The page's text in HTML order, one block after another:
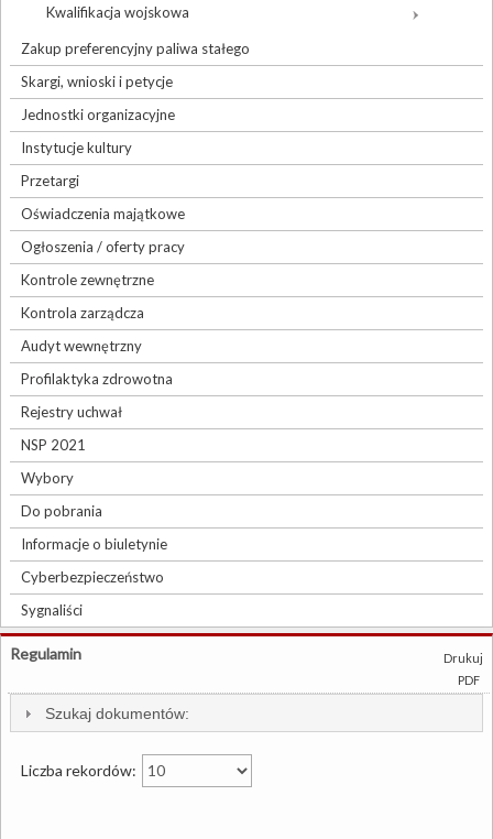
Kwalifikacja wojskowa
Zakup preferencyjny paliwa stałego
Skargi, wnioski i petycje
Jednostki organizacyjne
Instytucje kultury
Przetargi
Oświadczenia majątkowe
Ogłoszenia / oferty pracy
Kontrole zewnętrzne
Kontrola zarządcza
Audyt wewnętrzny
Profilaktyka zdrowotna
Rejestry uchwał
NSP 2021
Wybory
Do pobrania
Informacje o biuletynie
Cyberbezpieczeństwo
Sygnaliści
Drukuj
PDF
Regulamin
Szukaj dokumentów:
Liczba rekordów: